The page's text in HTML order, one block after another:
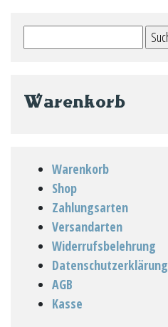
nach:
Warenkorb
Warenkorb
Shop
Zahlungsarten
Versandarten
Widerrufsbelehrung
Datenschutzerklärung
AGB
Kasse